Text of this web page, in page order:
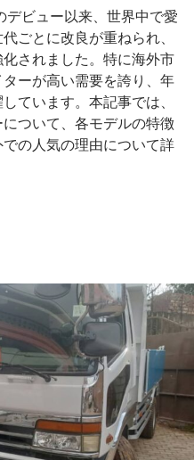
デビュー以来、世界中で愛
ごとに改良が重ねられ、
されました。特に海外市
ーが高い需要を誇り、年
ています。本記事では、
ついて、各モデルの特徴
の人気の理由について詳